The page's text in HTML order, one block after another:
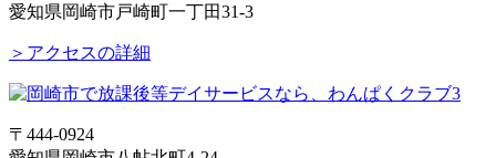
愛知県岡崎市戸崎町一丁田31-3
＞アクセスの詳細
〒444-0924